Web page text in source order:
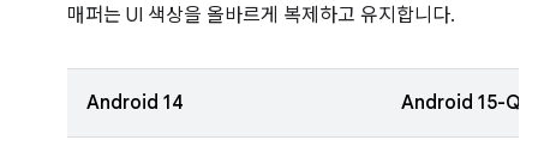
매퍼는 UI 색상을 올바르게 복제하고 유지합니다.
Android 14 Android 15-